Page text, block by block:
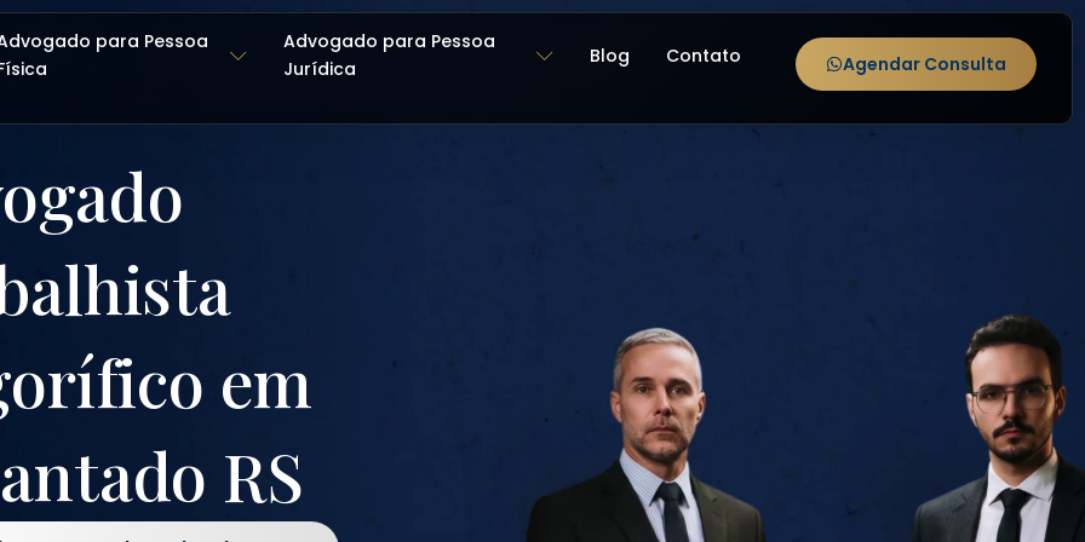
para Pessoa
Advogado para Pessoa
Jurídica
Blog Contato Agendar Consulta
em
RS